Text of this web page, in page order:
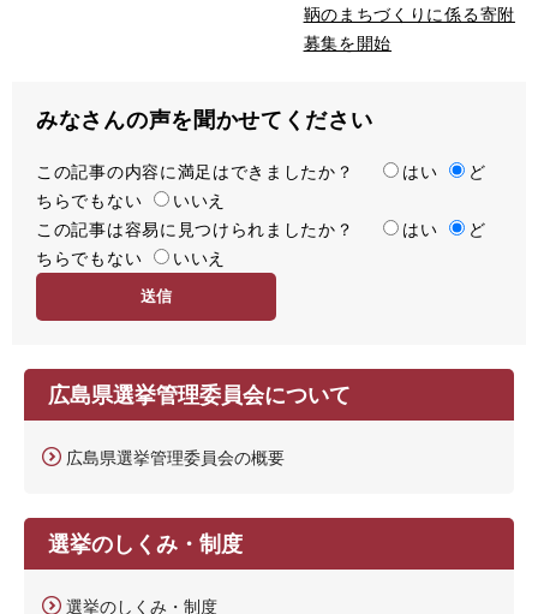
鞆のまちづくりに係る寄附
募集を開始
みなさんの声を聞かせてください
満
足
度
この記事の内容に満足はできましたか？ はい
ど
ちらでもない
いいえ
容
易
この記事は容易に見つけられましたか？ はい
ど
ちらでもない
いいえ
広島県選挙管理委員会について
広島県選挙管理委員会の概要
選挙のしくみ・制度
選挙のしくみ・制度